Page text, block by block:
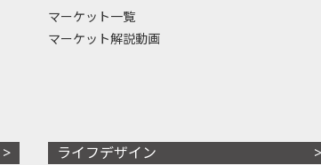
マーケット一覧
マーケット解説動画
ライフデザイン